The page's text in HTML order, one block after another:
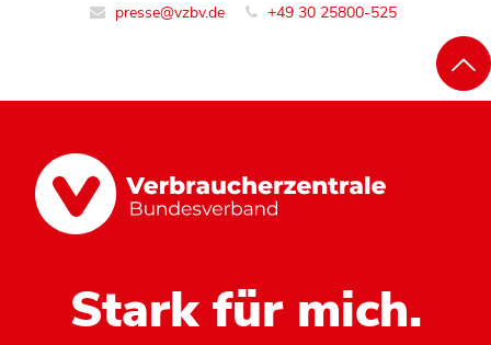
presse@vzbv.de +49 30 25800-525
Stark für mich.